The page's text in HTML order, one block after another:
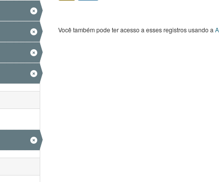
Você também pode ter acesso a esses registros usando a